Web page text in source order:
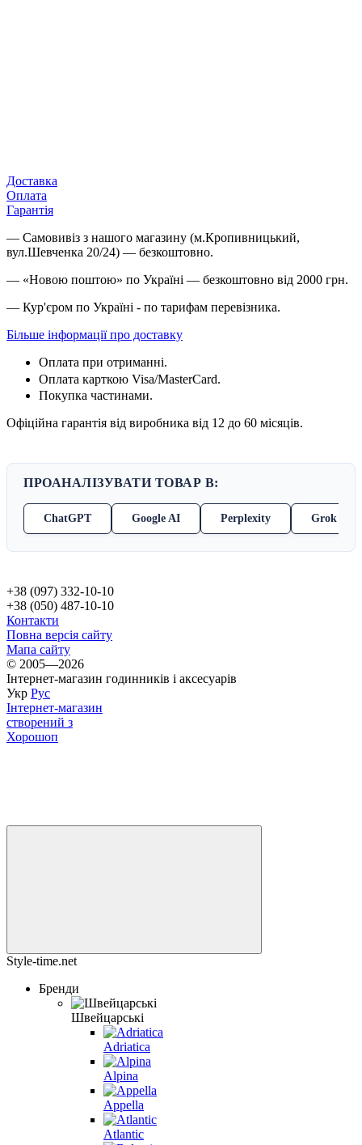
Доставка
Оплата
Гарантія
— Самовивіз з нашого магазину (м.Кропивницький,
вул.Шевченка 20/24) — безкоштовно.
— «Новою поштою» по Україні — безкоштовно від 2000 грн.
— Кур'єром по Україні - по тарифам перевізника.
Більше інформації про доставку
Оплата при отриманні.
Оплата карткою Visa/MasterCard.
Покупка частинами.
Офіційна гарантія від виробника від 12 до 60 місяців.
ПРОАНАЛІЗУВАТИ ТОВАР В:
ChatGPT Google AI Perplexity Grok
+38 (097) 332-10-10
+38 (050) 487-10-10
Контакти
Повна версія сайту
Мапа сайту
© 2005—2026
Інтернет-магазин годинників і аксесуарів
Укр Рус
Інтернет-магазин
створений з
Хорошоп
Style-time.net
Бренди
Швейцарські
Adriatica
Alpina
Appella
Atlantic